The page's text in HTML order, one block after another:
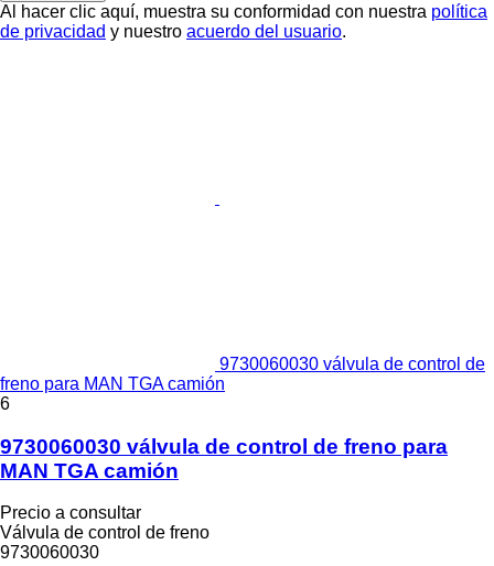
Al hacer clic aquí, muestra su conformidad con nuestra política
de privacidad y nuestro acuerdo del usuario.
9730060030 válvula de control de
freno para MAN TGA camión
6
9730060030 válvula de control de freno para
MAN TGA camión
Precio a consultar
Válvula de control de freno
9730060030